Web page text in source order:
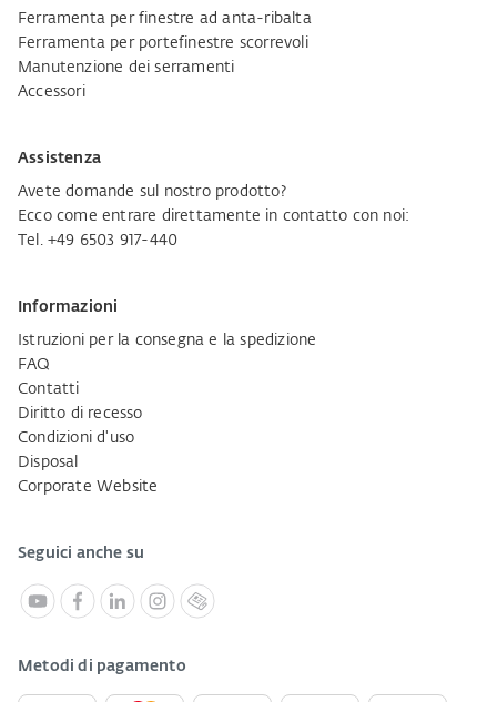
Ferramenta per finestre ad anta-ribalta
Ferramenta per portefinestre scorrevoli
Manutenzione dei serramenti
Accessori
Assistenza
Avete domande sul nostro prodotto?
Ecco come entrare direttamente in contatto con noi:
Tel. +49 6503 917-440
Informazioni
Istruzioni per la consegna e la spedizione
FAQ
Contatti
Diritto di recesso
Condizioni d'uso
Disposal
Corporate Website
Seguici anche su
Metodi di pagamento